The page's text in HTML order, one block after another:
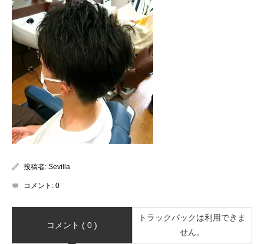
投稿者: Sevilla
コメント: 0
コメント ( 0 )
トラックバックは利用できま
せん。